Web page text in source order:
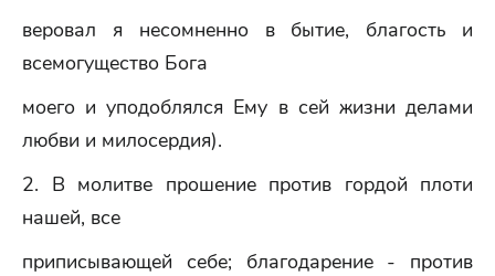
веровал я несомненно в бытие, благость и
всемогущество Бога
моего и уподоблялся Ему в сей жизни делами
любви и милосердия).
2. В молитве прошение против гордой плоти
нашей, все
приписывающей себе; благодарение - против